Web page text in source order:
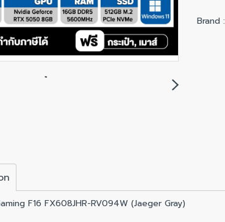
Brand :
F16 FX608JHR-RV094W (Jaeger Gray)